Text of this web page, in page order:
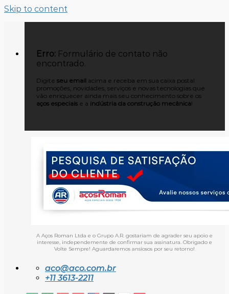
Skip to content
Erro: Formulário de contato não
encontrado.
Digite seu email acima e receba em sua caixa postal
promoções, novidades, serviços e novas tecnologias que
vão enriquecer ainda mais seu conhecimento sobre os
aços especiais e a indústria da construção mecânica!
A Aços Roman Ltda e o Grupo A.R. gostariam de agrader seu apoio e
interesse, independemente de confirmar sua assinatura. Obrigado e
Volte Sempre! Aguardaremos ansiosos por seu retorno!
aco@aco.com.br
+11 3613-2211